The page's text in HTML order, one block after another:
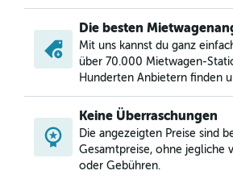
Die besten
Mit uns kannst du ganz
über 70.000 Mietwagen-
Hunderten Anbietern finden
Keine Überraschungen
Die angezeigten Preise sind
Gesamtpreise, ohne jegliche
oder Gebühren.